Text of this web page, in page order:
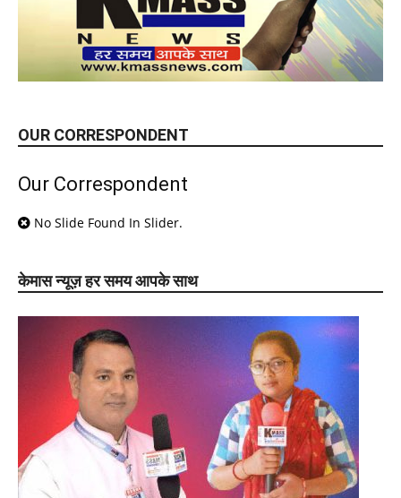
OUR CORRESPONDENT
Our Correspondent
No Slide Found In Slider.
केमास न्यूज़ हर समय आपके साथ